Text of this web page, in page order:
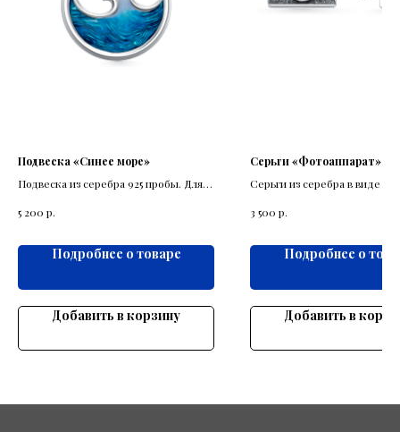
Подвеска «Синее море»
Подвеска из серебра 925 пробы. Для
5 200 р.
Подробнее о товаре
Добавить в корзину
Серьги «Фотоаппарат»
Серьги из серебра в виде
3 500 р.
Подробнее о
Добавить в